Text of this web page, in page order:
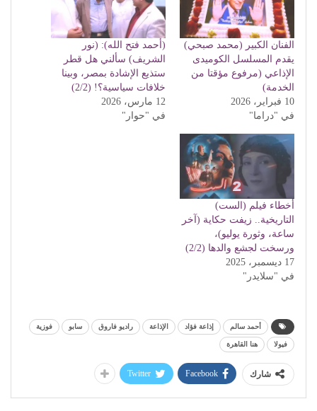
الفنان الكبير (محمد صبحي)
يقدم المسلسل الكوميدى
الإذاعي (مرفوع مؤقتا من
الخدمة)
10 فبراير، 2026
في "دراما"
(أحمد فتح الله): (نور
الشريف) سألني هل قطر
ستذيع الإشادة بمصر، وبينا
خلافات سياسية؟! (2/2)
12 مارس، 2026
في "حوار"
أخطاء فيلم (الست)
التاريخية.. زيفت حكاية (آخر
ساعة، وثورة يوليو)،
ورسخت لجشع والدها (2/2)
17 ديسمبر، 2025
في "سلايدر"
أحمد سالم إذاعة فؤاد الإذاعة راديو فاروق سابو فوزية
فيولا هنا القاهرة
شارك Facebook
Twitter